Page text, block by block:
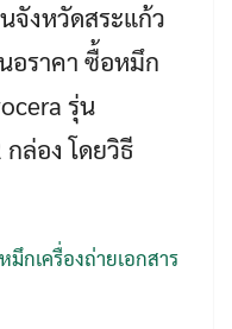
จังหวัดสระแก้ว
อราคา ซื้อหมึก
รุ่น
ล่อง โดยวิธี
กเครื่องถ่ายเอกสาร